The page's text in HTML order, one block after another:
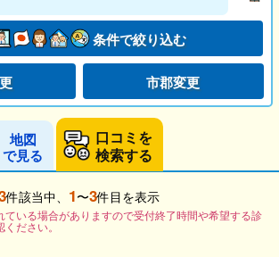
条件で絞り込む
市郡変更
地図
で見る
口コミを
検索する
件該当中、 1〜3件目を表示
ている場合がありますので受付終了時間や希望する診
ください。